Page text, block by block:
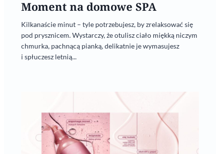
Moment na domowe SPA
Kilkanaście minut – tyle potrzebujesz, by zrelaksować się
pod prysznicem. Wystarczy, że otulisz ciało miękką niczym
chmurka, pachnącą pianką, delikatnie je wymasujesz
i spłuczesz letnią...